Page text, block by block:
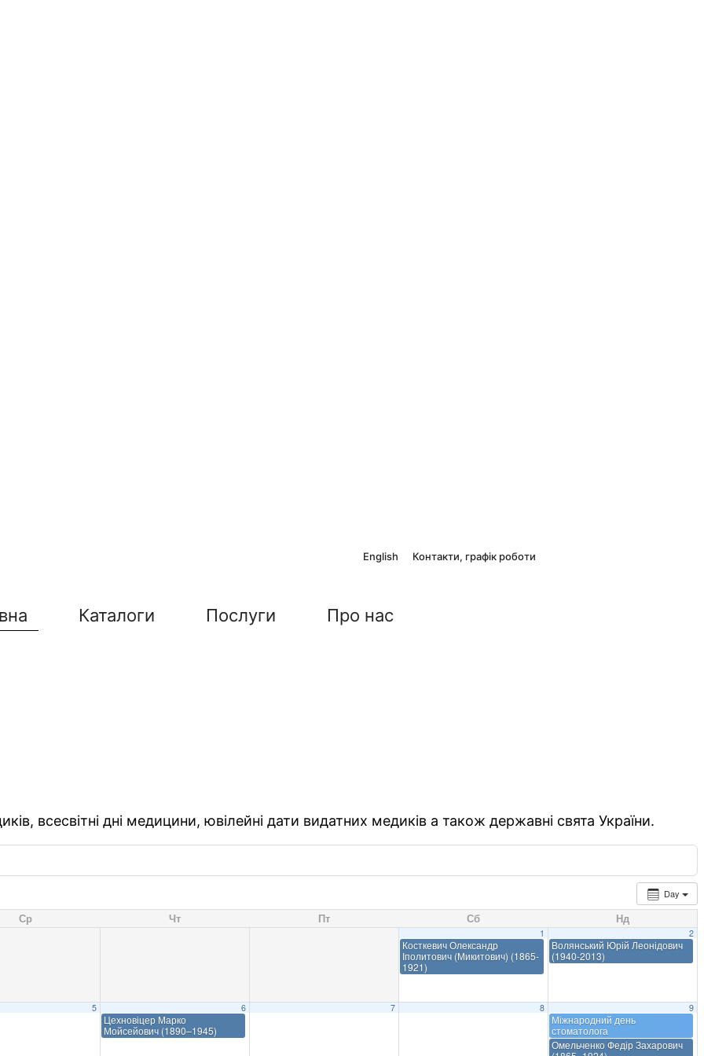
English Контакти, графік роботи
Каталоги Послуги Про нас
всесвітні дні медицини, ювілейні дати видатних медиків а також державні свята України.
Day
Ср Чт Пт Сб Нд
1
Косткевич Олександр
Іполитович (Микитович) (1865-
1921)
2
Волянський Юрій Леонідович
(1940-2013)
5 6
Цехновіцер Марко
Мойсейович (1890–1945)
7 8 9
Міжнародний день
стоматолога
Омельченко Федір Захарович